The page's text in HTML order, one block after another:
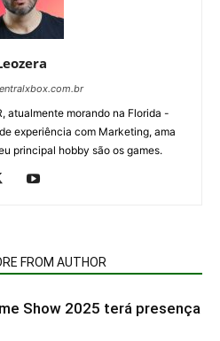
atualmente morando na Florida -
experiência com Marketing, ama
principal hobby são os games.
FROM AUTHOR
Show 2025 terá presença